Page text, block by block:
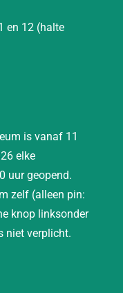
en 12 (halte
is vanaf 11
elke
uur geopend.
zelf (alleen pin:
knop linksonder
niet verplicht.